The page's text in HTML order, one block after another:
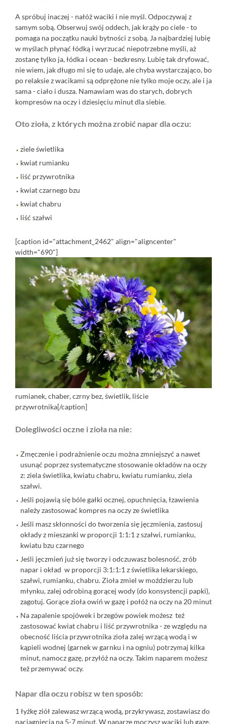
A spróbuj inaczej - nałóż waciki i nie myśl. Odpoczywaj z
samym sobą. Obserwuj swój oddech, jak krąży po ciele - to
pomaga na początku nauki bytności z sobą. Ja najbardziej lubię
w myślach płynąć łódką i wyrzucać niepotrzebne myśli, aż
zostanę tylko ja, łódka i ocean - bezkresny. Lubię tak dryfować,
nie wiem, jak długo mi się to udaje, ale chyba wystarczająco, bo
po relaksie z wacikami są odprężone nie tylko moje oczy, ale i ja
sama - ciało i dusza. Namawiam was do starych, dobrych
kompresów na oczy i dziesięciu minut dla siebie.
Oto zioła, z których można zrobić napar dla oczu:
ziele świetlika
kwiat rumianku
liść przywrotnika
kwiat czarnego bzu
kwiat chabru
liść szałwi
[caption id="attachment_2462" align="aligncenter"
width="690"]
rumianek, chaber, czrny bez, świetlik, liście
przywrotnika[/caption]
Dolegliwości oczne i zioła na nie:
Zmęczenie i podrażnienie oczu można zmniejszyć a nawet
usunąć poprzez systematyczne stosowanie okładów na oczy
z: ziela świetlika, kwiatu chabru, kwiatu rumianku, ziela
szałwi.
Jeśli pojawią się bóle gałki ocznej, opuchnięcia, łzawienia
należy zastosować kompres na oczy ze świetlika
Jeśli masz skłonności do tworzenia się jęczmienia, zastosuj
okłady z mieszanki w proporcji 1:1:1 z szałwi, rumianku,
kwiatu bzu czarnego
Jeśli jęczmień już się tworzy i odczuwasz bolesność, zrób
napar i okład w proporcji 3:1:1:1 z świetlika lekarskiego,
szałwi, rumianku, chabru. Zioła zmiel w moździerzu lub
młynku, zalej odrobiną gorącej wody (do konsystencji papki),
zagotuj. Gorące zioła owiń w gazę i połóż na oczy na 20 minut
Na zapalenie spojówek i brzegów powiek możesz też
zastosować kwiat chabru i liść przywrotnika - ze względu na
obecność liścia przywrotnika zioła zalej wrzącą wodą i w
kąpieli wodnej (garnek w garnku i na ogniu) potrzymaj kilka
minut, namocz gazę, przyłóż na oczy. Takim naparem możesz
też przemywać oczy.
Napar dla oczu robisz w ten sposób:
1 łyżkę ziół zalewasz wrzącą wodą, przykrywasz, zostawiasz do
naciągnięcia na 5-7 minut. W naparze moczysz waciki lub gazę,